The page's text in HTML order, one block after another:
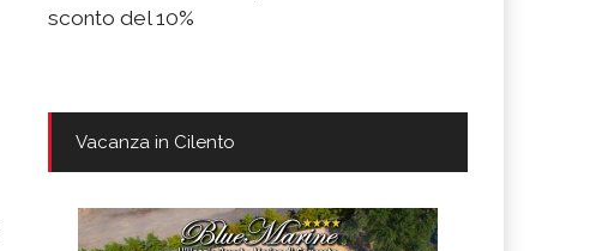
sconto del 10%
Vacanza in Cilento